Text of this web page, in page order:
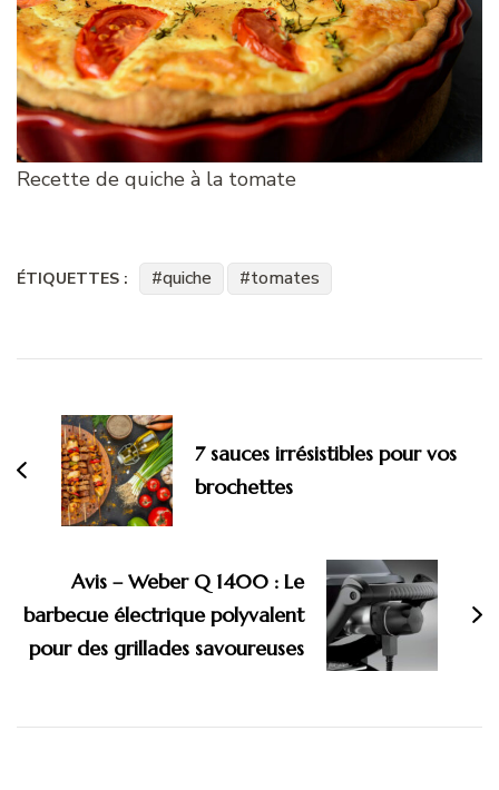
Recette de quiche à la tomate
ÉTIQUETTES : quiche tomates
d'article
7 sauces irrésistibles pour vos
brochettes
Avis – Weber Q 1400 : Le
barbecue électrique polyvalent
pour des grillades savoureuses